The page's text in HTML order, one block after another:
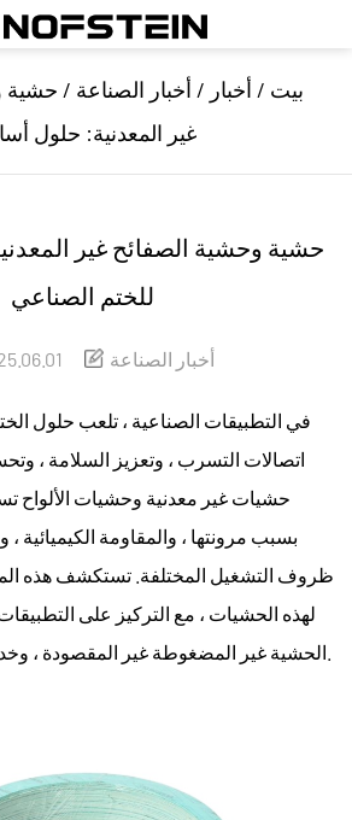
بيت / أخبار / أخبار الصناعة / حشية
غير المعدنية: حلول
حشية وحشية الصفائح غير
للختم الصناعي
أخبار الصناعة
في التطبيقات الصناعية ، تلعب حلول
اتصالات التسرب ، وتعزيز السلامة ،
حشيات غير معدنية وحشيات الألواح
بسبب مرونتها ، والمقاومة الكيميائية
ظروف التشغيل المختلفة. تستكشف هذه
لهذه الحشيات ، مع التركيز على التطبيقات